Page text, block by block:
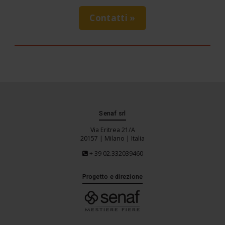
Contatti »
Senaf srl
Via Eritrea 21/A
20157 | Milano | Italia
+ 39 02.332039460
Progetto e direzione